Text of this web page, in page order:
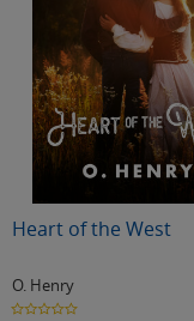
Heart of the West
O. Henry
0.0